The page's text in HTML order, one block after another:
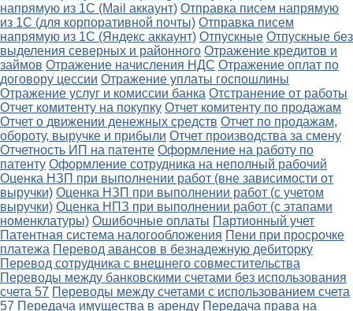
напрямую из 1С (Mail аккаунт) Отправка писем напрямую
из 1С (для корпоративной почты) Отправка писем
напрямую из 1С (Яндекс аккаунт) Отпускные Отпускные без
выделения северных и районного Отражение кредитов и
займов Отражение начисления НДС Отражение оплат по
договору цессии Отражение уплаты госпошлины
Отражение услуг и комиссии банка Отстранение от работы
Отчет комитенту на покупку Отчет комитенту по продажам
Отчет о движении денежных средств Отчет по продажам,
обороту, выручке и прибыли Отчет производства за смену
Отчетность ИП на патенте Оформление на работу по
патенту Оформление сотрудника на неполный рабочий
Оценка НЗП при выполнении работ (вне зависимости от
выручки) Оценка НЗП при выполнении работ (с учетом
выручки) Оценка НПЗ при выполнении работ (с этапами
номенклатуры) Ошибочные оплаты Партионный учет
Патентная система налогообложения Пени при просрочке
платежа Перевод авансов в безнадежную дебиторку
Перевод сотрудника с внешнего совместительства
Переводы между банковскими счетами без использования
счета 57 Переводы между счетами с использованием счета
57 Передача имущества в аренду Передача права на